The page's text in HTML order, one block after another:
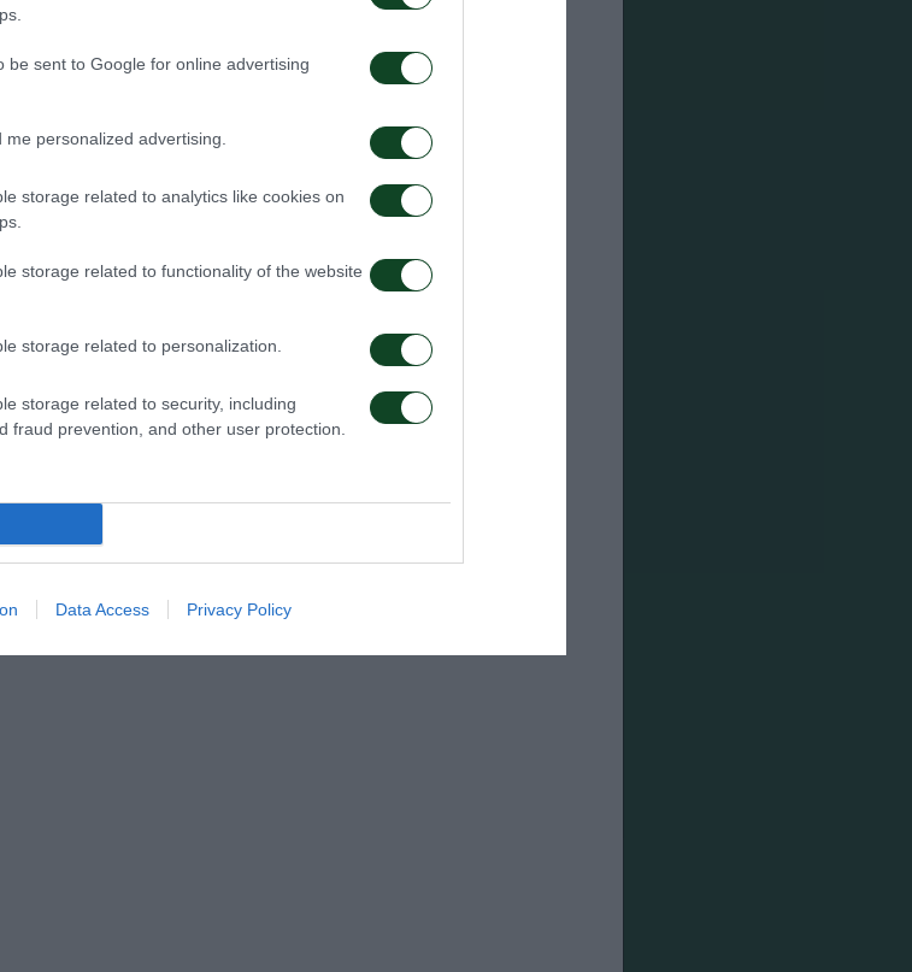
be sent to Google for online advertising
personalized advertising.
storage related to analytics like cookies on
storage related to functionality of the website
storage related to personalization.
storage related to security, including
fraud prevention, and other user protection.
Data Access Privacy Policy